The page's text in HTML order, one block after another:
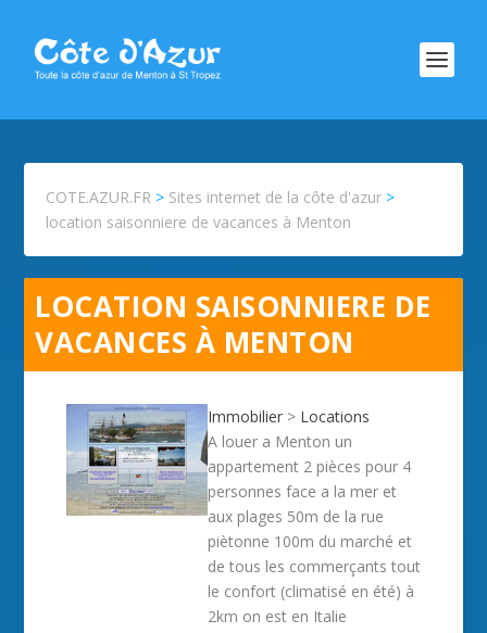
COTE.AZUR.FR > Sites internet de la côte d'azur >
location saisonniere de vacances à Menton
LOCATION SAISONNIERE DE
VACANCES À MENTON
Immobilier > Locations
A louer a Menton un
appartement 2 pièces pour 4
personnes face a la mer et
aux plages 50m de la rue
piètonne 100m du marché et
de tous les commerçants tout
le confort (climatisé en été) à
2km on est en Italie